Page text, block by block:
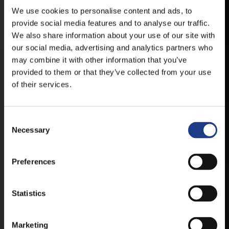
We use cookies to personalise content and ads, to
provide social media features and to analyse our traffic.
We also share information about your use of our site with
our social media, advertising and analytics partners who
may combine it with other information that you’ve
provided to them or that they’ve collected from your use
of their services.
Necessary
Preferences
Statistics
Marketing
FELLÉPŐKRŐL, ESŐ ESETÉN
HELYSZÍNVÁLTOZÁSRÓL.
ELÉRHETŐ ANDROID ÉS IOS RENDSZEREKRE AZ
ISMERT HELYEKEN, VAGY IDE KATTINTVA :